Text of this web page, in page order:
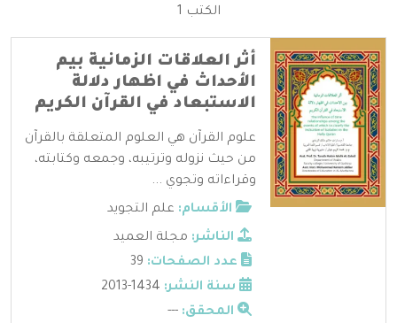
الكتب 1
أثر العلاقات الزمانية بيم
الأحداث في اظهار دلالة
الاستبعاد في القرآن الكريم
علوم القرآن هي العلوم المتعلقة بالقرآن
من حيث نزوله وترتيبه، وجمعه وكتابته،
وقراءاته وتجوي ...
الأقسام: علم التجويد
الناشر: مجلة العميد
عدد الصفحات:
سنة النشر:
المحقق: ---